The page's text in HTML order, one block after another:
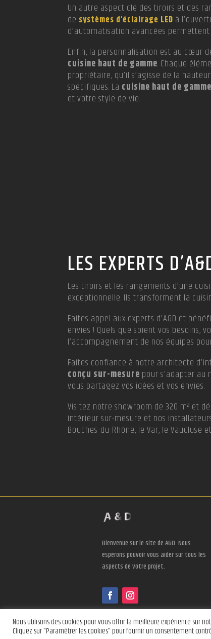
Un autre aspect clé des tiroirs et des
de systèmes d’éclairage LED à
d’automatisation avancées
Enfin, la personnalisation est au cœur
cuisine haut de gamme. Chaque
propriétaire, qu’il s’agisse de la
spécifiques. La cuisine haut de
et votre style de vie.
LES EXPERTS
Les tiroirs et les rangements d’une
exceptionnelle. Ils transforment la
Faites appel aux experts d’A&D et
envies ! Quels que soient vos besoins,
l’accompagnement de nos équipes
Faites confiance à notre architecte
conçu sur-mesure pour s’adapter
vous partagez vos idées et vos envies.
Visitez notre showroom de 320 m² et
intérieur sur-mesure et nos
Bouches-du-Rhône, le Var, le Vaucluse
Bienvenue sur le site de A&D. Nous
espérons pouvoir vous aider sur tous les
aspects de votre projet.
Mentions légales
Nous utilisons des cookies pour vous offrir la meilleure expérience sur
Cliquez sur "Paramétrer les cookies" pour fournir un consentement